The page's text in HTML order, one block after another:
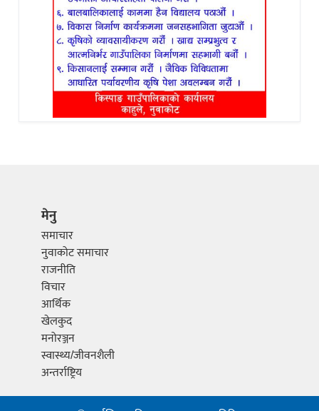
मेनु
समाचार
नुवाकोट समाचार
राजनीति
विचार
आर्थिक
खेलकुद
मनोरञ्जन
स्वास्थ्य/जीवनशैली
अन्तर्राष्ट्रिय